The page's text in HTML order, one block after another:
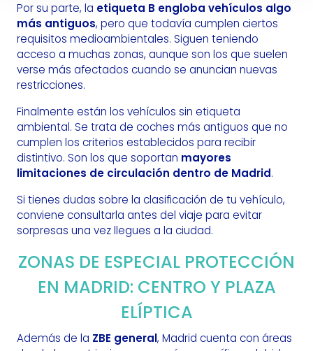
Por su parte, la etiqueta B engloba vehículos algo
más antiguos, pero que todavía cumplen ciertos
requisitos medioambientales. Siguen teniendo
acceso a muchas zonas, aunque son los que suelen
verse más afectados cuando se anuncian nuevas
restricciones.
Finalmente están los vehículos sin etiqueta
ambiental. Se trata de coches más antiguos que no
cumplen los criterios establecidos para recibir
distintivo. Son los que soportan mayores
limitaciones de circulación dentro de Madrid.
Si tienes dudas sobre la clasificación de tu vehículo,
conviene consultarla antes del viaje para evitar
sorpresas una vez llegues a la ciudad.
ZONAS DE ESPECIAL PROTECCIÓN
EN MADRID: CENTRO Y PLAZA
ELÍPTICA
Además de la ZBE general, Madrid cuenta con áreas